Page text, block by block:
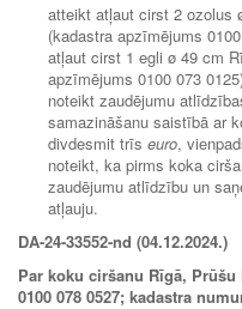
atteikt atļaut cirst 2 ozolus
(kadastra apzīmējums
atļaut cirst 1 egli ø 49 cm
apzīmējums 0100 073
noteikt zaudējumu
samazināšanu saistībā ar
divdesmit trīs euro,
noteikt, ka pirms koka
zaudējumu atlīdzību un
atļauju.
DA-24-33552-nd (04.12.2024.)
Par koku ciršanu Rīgā,
0100 078 0527; kadastra